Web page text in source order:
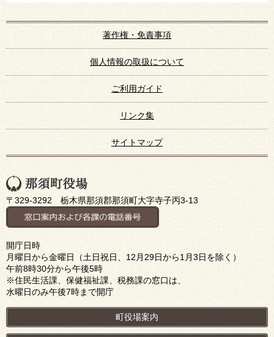
著作権・免責事項
個人情報の取扱について
ご利用ガイド
リンク集
サイトマップ
〒329-3292 栃木県那須郡那須町大字寺子丙3-13
開庁日時
月曜日から金曜日（土日祝日、12月29日から1月3日を除く）
午前8時30分から午後5時
※住民生活課、保健福祉課、税務課の窓口は、
水曜日のみ午後7時まで開庁
町役場案内